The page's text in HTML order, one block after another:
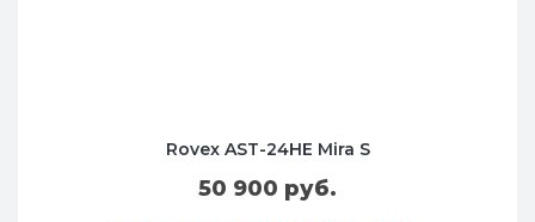
Rovex AST-24HE Mira S
50 900 руб.